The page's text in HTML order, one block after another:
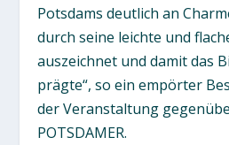
Potsdams deutlich an
durch seine leichte und
auszeichnet und damit das
prägte“, so ein empörter
der Veranstaltung
POTSDAMER.